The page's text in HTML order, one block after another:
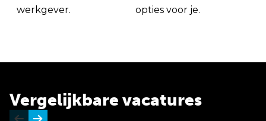
werkgever.
opties voor je.
Vergelijkbare vacatures